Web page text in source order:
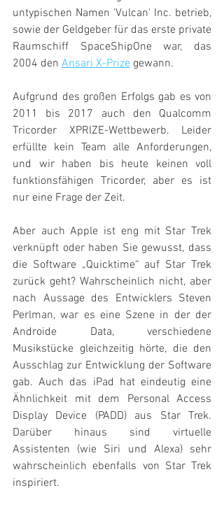
untypischen Namen 'Vulcan' Inc. betrieb,
sowie der Geldgeber für das erste private
Raumschiff SpaceShipOne war, das
2004 den Ansari X-Prize gewann.
Aufgrund des großen Erfolgs gab es von
2011 bis 2017 auch den Qualcomm
Tricorder XPRIZE-Wettbewerb. Leider
erfüllte kein Team alle Anforderungen,
und wir haben bis heute keinen voll
funktionsfähigen Tricorder, aber es ist
nur eine Frage der Zeit.
Aber auch Apple ist eng mit Star Trek
verknüpft oder haben Sie gewusst, dass
die Software „Quicktime“ auf Star Trek
zurück geht? Wahrscheinlich nicht, aber
nach Aussage des Entwicklers Steven
Perlman, war es eine Szene in der der
Androide Data, verschiedene
Musikstücke gleichzeitig hörte, die den
Ausschlag zur Entwicklung der Software
gab. Auch das iPad hat eindeutig eine
Ähnlichkeit mit dem Personal Access
Display Device (PADD) aus Star Trek.
Darüber hinaus sind virtuelle
Assistenten (wie Siri und Alexa) sehr
wahrscheinlich ebenfalls von Star Trek
inspiriert.